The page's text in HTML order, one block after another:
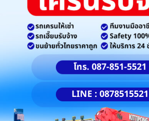
โทร. 087-851-5521
LINE : 0878515521